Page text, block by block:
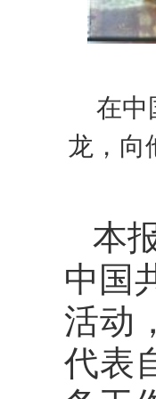
在中
龙，向
本
中国
活动
代表